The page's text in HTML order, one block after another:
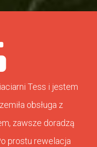
Tess i jestem
obsługa z
zawsze doradzą
prostu rewelacja